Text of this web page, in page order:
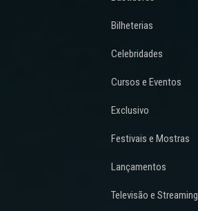
Bilheterias
Celebridades
Cursos e Eventos
Exclusivo
Festivais e Mostras
Lançamentos
Televisão e Streaming